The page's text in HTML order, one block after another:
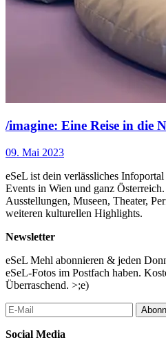
/imagine: Eine Reise in die
09. Mai 2023
eSeL ist dein verlässliches
Events in Wien und ganz
Ausstellungen, Museen, Theater,
weiteren kulturellen Highlights.
Newsletter
eSeL Mehl abonnieren & jeden
eSeL-Fotos im Postfach haben.
Überraschend. >;e)
Social Media